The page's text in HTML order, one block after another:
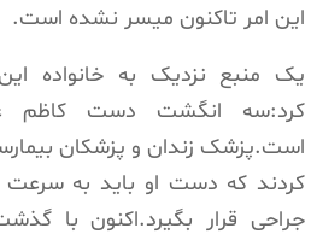
این امر تاکنون میسر نشده است.
یک منبع نزدیک به خانواده
کرد:سه انگشت دست کاظم
است.پزشک زندان و پزشکان
کردند که دست او باید به سرعت
جراحی قرار بگیرد.اکنون با